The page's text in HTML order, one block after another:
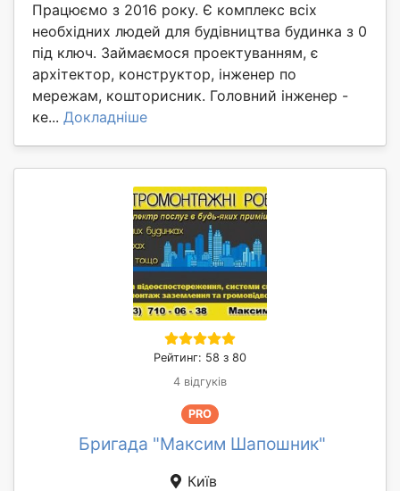
Працюємо з 2016 року. Є комплекс всіх
необхідних людей для будівництва будинка з 0
під ключ. Займаємося проектуванням, є
архітектор, конструктор, інженер по
мережам, кошторисник. Головний інженер -
ке... Докладніше
Рейтинг: 58 з 80
4 відгуків
PRO
Бригада "Максим Шапошник"
Київ